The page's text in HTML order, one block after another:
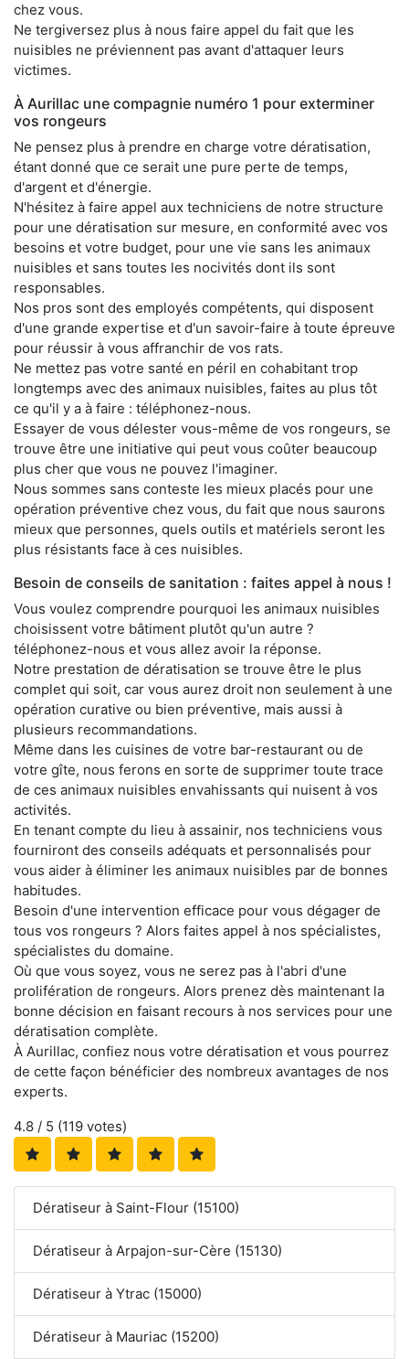
chez vous.
Ne tergiversez plus à nous faire appel du fait que les
nuisibles ne préviennent pas avant d'attaquer leurs
victimes.
À Aurillac une compagnie numéro 1 pour exterminer
vos rongeurs
Ne pensez plus à prendre en charge votre dératisation,
étant donné que ce serait une pure perte de temps,
d'argent et d'énergie.
N'hésitez à faire appel aux techniciens de notre structure
pour une dératisation sur mesure, en conformité avec vos
besoins et votre budget, pour une vie sans les animaux
nuisibles et sans toutes les nocivités dont ils sont
responsables.
Nos pros sont des employés compétents, qui disposent
d'une grande expertise et d'un savoir-faire à toute épreuve
pour réussir à vous affranchir de vos rats.
Ne mettez pas votre santé en péril en cohabitant trop
longtemps avec des animaux nuisibles, faites au plus tôt
ce qu'il y a à faire : téléphonez-nous.
Essayer de vous délester vous-même de vos rongeurs, se
trouve être une initiative qui peut vous coûter beaucoup
plus cher que vous ne pouvez l'imaginer.
Nous sommes sans conteste les mieux placés pour une
opération préventive chez vous, du fait que nous saurons
mieux que personnes, quels outils et matériels seront les
plus résistants face à ces nuisibles.
Besoin de conseils de sanitation : faites appel à nous !
Vous voulez comprendre pourquoi les animaux nuisibles
choisissent votre bâtiment plutôt qu'un autre ?
téléphonez-nous et vous allez avoir la réponse.
Notre prestation de dératisation se trouve être le plus
complet qui soit, car vous aurez droit non seulement à une
opération curative ou bien préventive, mais aussi à
plusieurs recommandations.
Même dans les cuisines de votre bar-restaurant ou de
votre gîte, nous ferons en sorte de supprimer toute trace
de ces animaux nuisibles envahissants qui nuisent à vos
activités.
En tenant compte du lieu à assainir, nos techniciens vous
fourniront des conseils adéquats et personnalisés pour
vous aider à éliminer les animaux nuisibles par de bonnes
habitudes.
Besoin d'une intervention efficace pour vous dégager de
tous vos rongeurs ? Alors faites appel à nos spécialistes,
spécialistes du domaine.
Où que vous soyez, vous ne serez pas à l'abri d'une
prolifération de rongeurs. Alors prenez dès maintenant la
bonne décision en faisant recours à nos services pour une
dératisation complète.
À Aurillac, confiez nous votre dératisation et vous pourrez
de cette façon bénéficier des nombreux avantages de nos
experts.
4.8 / 5 (119 votes)
Dératiseur à Saint-Flour (15100)
Dératiseur à Arpajon-sur-Cère (15130)
Dératiseur à Ytrac (15000)
Dératiseur à Mauriac (15200)